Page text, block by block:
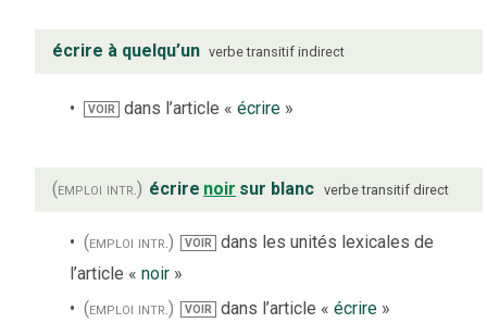
écrire à quelqu’un verbe transitif indirect
VOIR dans l’article «écrire »
(emploi intr.) écrire noir sur blanc verbe transitif direct
(emploi intr.) VOIR dans les unités lexicales de
l’article « noir »
(emploi intr.)
VOIR dans l’article « écrire»